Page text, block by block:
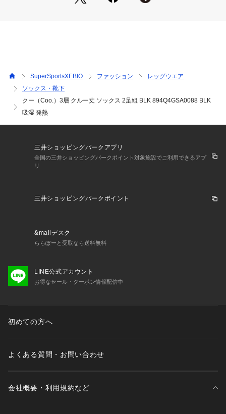
予告なく変更することがあります。あらかじめご了承くださ
吸湿 発熱 暖かい あったか 冬 秋 寒さ対策 防寒対策 黒 ブラッ
ク hot25inner
SuperSportsXEBIO ファッション
レッグウエア
ソックス・靴下
クー（Coo.）3層 クルー丈 ソックス 2足組 BLK 894Q4GSA0088 BLK
吸湿 発熱
三井ショッピングパークアプリ
全国の三井ショッピングパークポイント対象施設でご利用できるアプ
リ
三井ショッピングパークポイント
&mallデスク
ららぽーと受取なら送料無料
LINE公式アカウント
お得なセール・クーポン情報配信中
初めての方へ
よくある質問・お問い合わせ
会社概要・利用規約など